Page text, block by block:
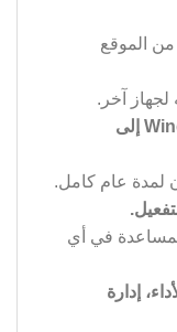
من الموقع
لجهاز آخر.
يدعم الترقية من Windows 11 Home إلى
لمدة عام كامل.
في أي
إدارة